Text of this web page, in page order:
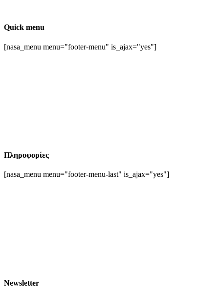
Quick menu
[nasa_menu menu="footer-menu" is_ajax="yes"]
Πληροφορίες
[nasa_menu menu="footer-menu-last" is_ajax="yes"]
Newsletter